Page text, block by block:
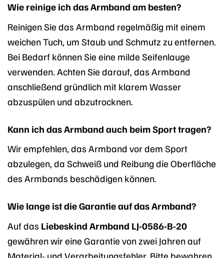
Wie reinige ich das Armband am besten?
Reinigen Sie das Armband regelmäßig mit einem
weichen Tuch, um Staub und Schmutz zu entfernen.
Bei Bedarf können Sie eine milde Seifenlauge
verwenden. Achten Sie darauf, das Armband
anschließend gründlich mit klarem Wasser
abzuspülen und abzutrocknen.
Kann ich das Armband auch beim Sport tragen?
Wir empfehlen, das Armband vor dem Sport
abzulegen, da Schweiß und Reibung die Oberfläche
des Armbands beschädigen können.
Wie lange ist die Garantie auf das Armband?
Auf das Liebeskind Armband LJ-0586-B-20
gewähren wir eine Garantie von zwei Jahren auf
Material- und Verarbeitungsfehler. Bitte bewahren